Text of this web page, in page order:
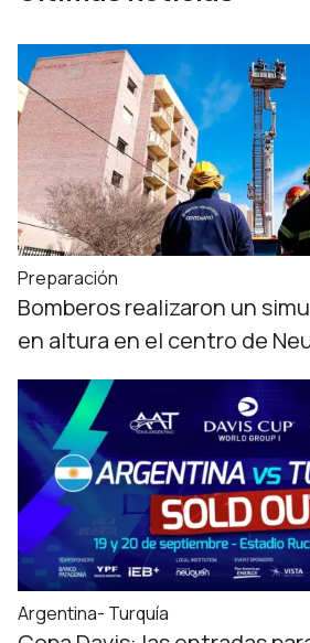
Preparación
Bomberos realizaron un
en altura en el centro de
Argentina- Turquía